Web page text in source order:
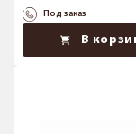
Под заказ
В